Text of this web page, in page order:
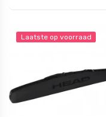
Laatste op voorraad